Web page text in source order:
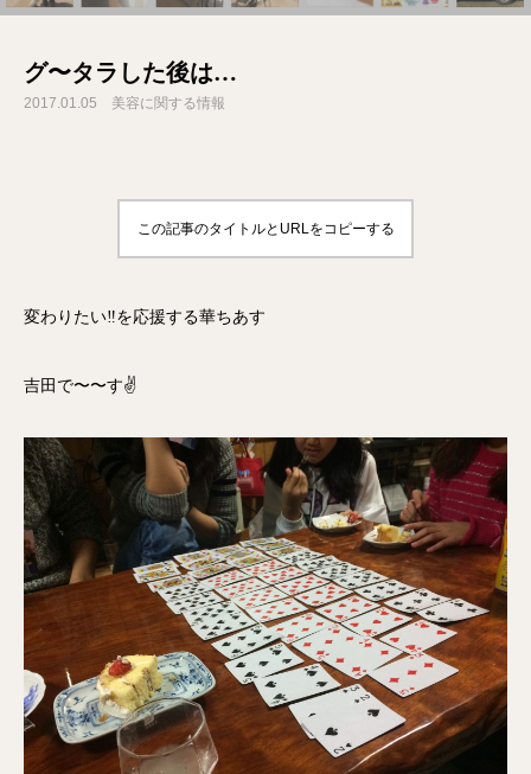
グ〜タラした後は…
2017.01.05 美容に関する情報
この記事のタイトルとURLをコピーする
変わりたい‼️を応援する華ちあす
吉田で〜〜す✌️